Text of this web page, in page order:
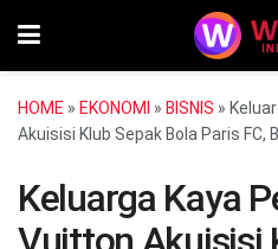
HOME » EKONOMI » BISNIS »
Akuisisi Klub Sepak Bola Paris FC,
Keluarga Kaya